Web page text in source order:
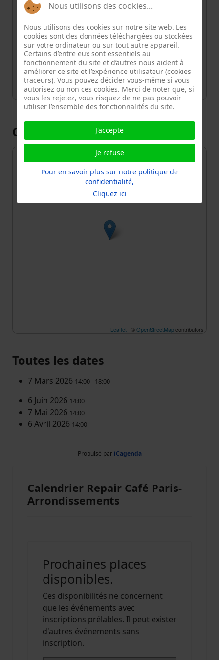
Référent
Adresse
Place des Fêtes, Quartier d'Amérique,
Paris 19e Arrondissement, Paris, Île-de-
France, France métropolitaine, 75019
Carte
+
Leaflet | ©OpenStreetMapcontributors
Toutes les dates
7 Mars 2026 14:00 - 18:00
6 Juin 2026 14:00
7 Mai 2026 14:00
6 Avril 2026 14:00
Propulsé par iCagenda
Calendrier Repair Café Paris-
Arrondissements
Prochaines places
disponibles.
Ces disponibilités ne concernent
que les événements avec
inscriptions prélables. Il peut exister
d'autres événements sans
inscription.
Nous utilisons des cookies...
Nous utilisons des cookies sur notre site web. Les
cookies sont des données téléchargées ou stockées
sur votre ordinateur ou sur tout autre appareil.
Certains d’entre eux sont essentiels au
fonctionnement du site et d’autres nous aident à
améliorer ce site et l’expérience utilisateur (cookies
traceurs). Vous pouvez décider vous-même si vous
autorisez ou non ces cookies. Merci de noter que, si
vous les rejetez, vous risquez de ne pas pouvoir
utiliser l’ensemble des fonctionnalités du site.
J'accepte
Je refuse
Pour en savoir plus sur notre politique de
confidentialité,
Cliquez ici